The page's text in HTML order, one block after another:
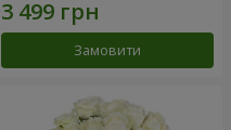
Замовити